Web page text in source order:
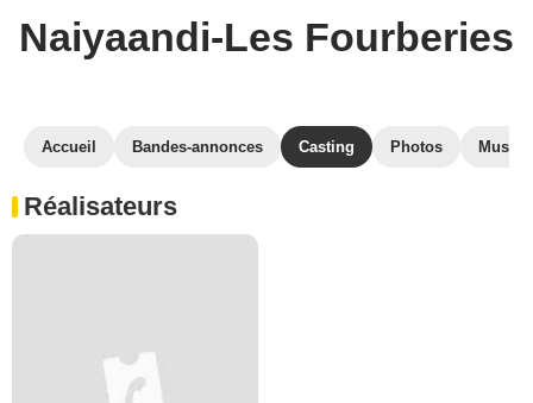
Naiyaandi-Les Fourberies
Accueil Bandes-annonces Casting Photos
Réalisateurs